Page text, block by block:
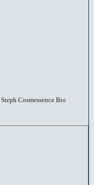
Steph Cosmessence Bio